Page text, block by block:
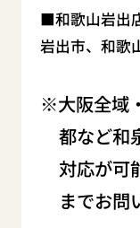
和歌山岩出
岩出市、和歌
大阪全域
都など和
対応が可
までお問